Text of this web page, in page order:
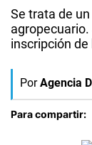
Se trata de
inscripción
Por Agencia
Para compartir: